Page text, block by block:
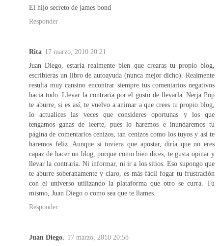
El hijo secreto de james bond
Responder
Rita 17 marzo, 2010 20:21
Juan Diego, estaría realmente bien que crearas tu propio blog,
escribieras un libro de autoayuda (nunca mejor dicho). Realmente
resulta muy cansino encontrar siempre tus comentarios negativos
hacia todo. Llevar la contraria por el gusto de llevarla. Nerja Pop
te aburre, si es así, te vuelvo a animar a que crees tu propio blog,
lo actualices las veces que consideres oportunas y los que
tengamos ganas de leerte, pues lo haremos e inundaremos tu
página de comentarios cenizos, tan cenizos como los tuyos y así te
haremos feliz. Aunque si tuviera que apostar, diría que no eres
capaz de hacer un blog, porque como bien dices, te gusta opinar y
llevar la contraria. Ni informar, ni ir a los sitios. Eso supongo que
te aburre soberanamente y claro, es más fácil fogar tu frustración
con el universo utilizando la plataforma que otro se curra. Tú
mismo, Juan Diego o como sea que te llames.
Responder
Juan Diego. 17 marzo, 2010 20:58